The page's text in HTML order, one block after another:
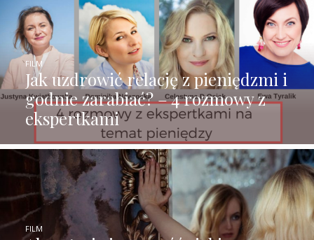
Jak uzdrowić relację z pieniędzmi i
godnie zarabiać? – 4 rozmowy z
ekspertkami
FILM
FILM